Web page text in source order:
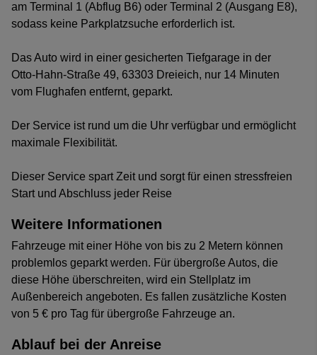
am Terminal 1 (Abflug B6) oder Terminal 2 (Ausgang E8),
sodass keine Parkplatzsuche erforderlich ist.
Das Auto wird in einer gesicherten Tiefgarage in der
Otto-Hahn-Straße 49, 63303 Dreieich, nur 14 Minuten
vom Flughafen entfernt, geparkt.
Der Service ist rund um die Uhr verfügbar und ermöglicht
maximale Flexibilität.
Dieser Service spart Zeit und sorgt für einen stressfreien
Start und Abschluss jeder Reise
Weitere Informationen
Fahrzeuge mit einer Höhe von bis zu 2 Metern können
problemlos geparkt werden. Für übergroße Autos, die
diese Höhe überschreiten, wird ein Stellplatz im
Außenbereich angeboten. Es fallen zusätzliche Kosten
von 5 € pro Tag für übergroße Fahrzeuge an.
Ablauf bei der Anreise